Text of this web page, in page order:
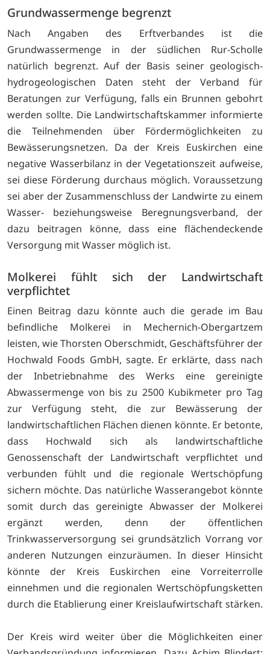
Grundwassermenge begrenzt
Nach Angaben des Erftverbandes ist die
Grundwassermenge in der südlichen Rur-Scholle
natürlich begrenzt. Auf der Basis seiner geologisch-
hydrogeologischen Daten steht der Verband für
Beratungen zur Verfügung, falls ein Brunnen gebohrt
werden sollte. Die Landwirtschaftskammer informierte
die Teilnehmenden über Fördermöglichkeiten zu
Bewässerungsnetzen. Da der Kreis Euskirchen eine
negative Wasserbilanz in der Vegetationszeit aufweise,
sei diese Förderung durchaus möglich. Voraussetzung
sei aber der Zusammenschluss der Landwirte zu einem
Wasser- beziehungsweise Beregnungsverband, der
dazu beitragen könne, dass eine flächendeckende
Versorgung mit Wasser möglich ist.
Molkerei fühlt sich der Landwirtschaft
verpflichtet
Einen Beitrag dazu könnte auch die gerade im Bau
befindliche Molkerei in Mechernich-Obergartzem
leisten, wie Thorsten Oberschmidt, Geschäftsführer der
Hochwald Foods GmbH, sagte. Er erklärte, dass nach
der Inbetriebnahme des Werks eine gereinigte
Abwassermenge von bis zu 2500 Kubikmeter pro Tag
zur Verfügung steht, die zur Bewässerung der
landwirtschaftlichen Flächen dienen könnte. Er betonte,
dass Hochwald sich als landwirtschaftliche
Genossenschaft der Landwirtschaft verpflichtet und
verbunden fühlt und die regionale Wertschöpfung
sichern möchte. Das natürliche Wasserangebot könnte
somit durch das gereinigte Abwasser der Molkerei
ergänzt werden, denn der öffentlichen
Trinkwasserversorgung sei grundsätzlich Vorrang vor
anderen Nutzungen einzuräumen. In dieser Hinsicht
könnte der Kreis Euskirchen eine Vorreiterrolle
einnehmen und die regionalen Wertschöpfungsketten
durch die Etablierung einer Kreislaufwirtschaft stärken.
Der Kreis wird weiter über die Möglichkeiten einer